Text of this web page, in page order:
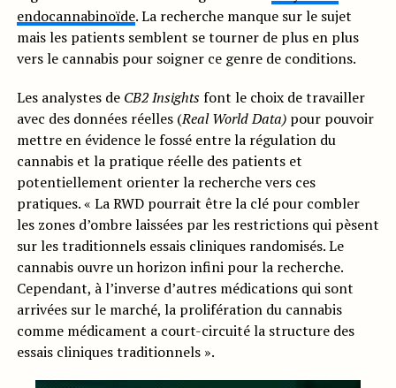
endocannabinoïde. La recherche manque sur le sujet
mais les patients semblent se tourner de plus en plus
vers le cannabis pour soigner ce genre de conditions.
Les analystes de CB2 Insightsfont le choix de travailler
avec des données réelles (Real World Data) pour pouvoir
mettre en évidence le fossé entre la régulation du
cannabis et la pratique réelle des patients et
potentiellement orienter la recherche vers ces
pratiques. « La RWD pourrait être la clé pour combler
les zones d’ombre laissées par les restrictions qui pèsent
sur les traditionnels essais cliniques randomisés. Le
cannabis ouvre un horizon infini pour la recherche.
Cependant, à l’inverse d’autres médications qui sont
arrivées sur le marché, la prolifération du cannabis
comme médicament a court-circuité la structure des
essais cliniques traditionnels ».